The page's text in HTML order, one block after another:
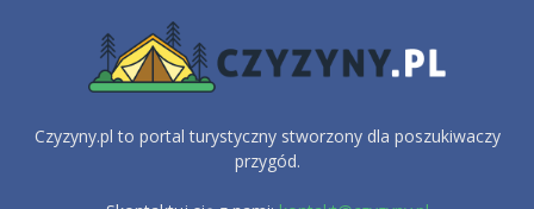
Czyzyny.pl to portal turystyczny stworzony dla poszukiwaczy
przygód.